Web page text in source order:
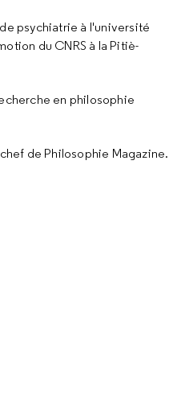
psychiatrie à l'université
du CNRS à la Pitiè-
en philosophie
de Philosophie Magazine.